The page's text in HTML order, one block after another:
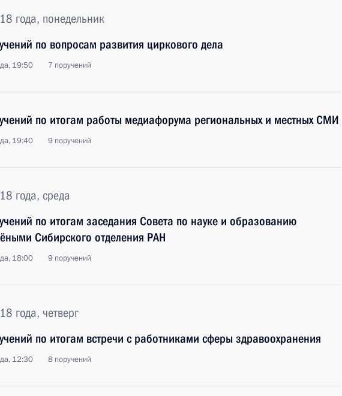
года, понедельник
по вопросам развития циркового дела
19:50 7 поручений
по итогам работы медиафорума региональных и местных СМИ
19:40 9 поручений
года, среда
по итогам заседания Совета по науке и образованию
Сибирского отделения РАН
18:00 9 поручений
года, четверг
по итогам встречи с работниками сферы здравоохранения
12:30 8 поручений